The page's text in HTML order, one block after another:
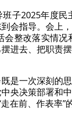
子2025年度
会指导。会上
会整改落实情
进去、把职责
是一次深刻的
央决策部署和
在前、作表率”